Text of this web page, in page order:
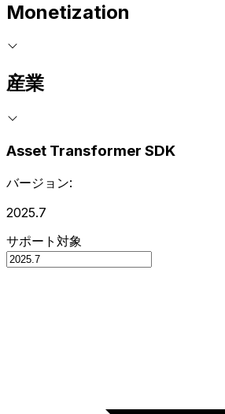
Monetization
産業
Asset Transformer SDK
バージョン:
2025.7
サポート対象